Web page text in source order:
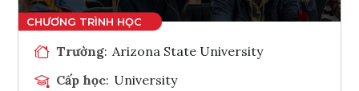
Trường: Arizona State University
Cấp học: University